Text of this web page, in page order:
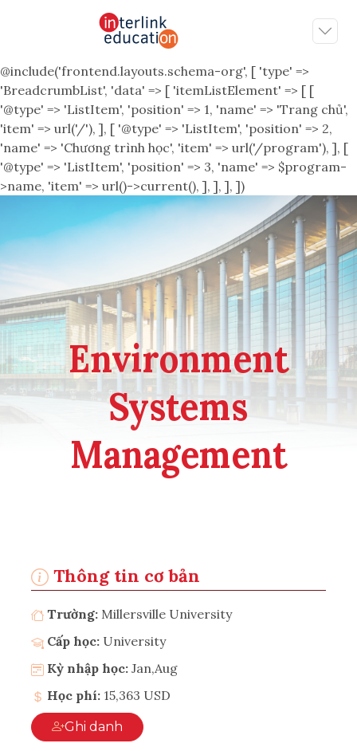
@include('frontend.layouts.schema-org', [ 'type' =>
'BreadcrumbList', 'data' => [ 'itemListElement' => [ [
'@type' => 'ListItem', 'position' => 1, 'name' => 'Trang chủ',
'item' => url('/'), ], [ '@type' => 'ListItem', 'position' => 2,
'name' => 'Chương trình học', 'item' => url('/program'), ], [
'@type' => 'ListItem', 'position' => 3, 'name' => $program-
>name, 'item' => url()->current(), ], ], ], ])
Environment
Systems
Management
Thông tin cơ bản
Trường: Millersville University
Cấp học: University
Kỳ nhập học: Jan,Aug
Học phí: 15,363 USD
Ghi danh